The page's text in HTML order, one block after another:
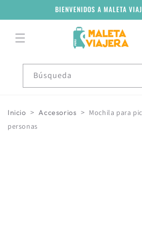
directamente
al contenido
BIENVENIDOS A MALETA
Búsqueda
Inicio > Accesorios > Mochila para
personas